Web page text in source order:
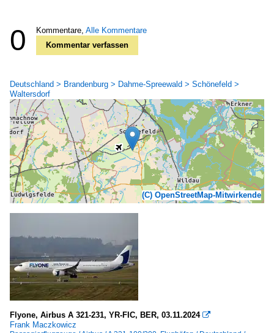
0 Kommentare, Alle Kommentare
Kommentar verfassen
Deutschland > Brandenburg > Dahme-Spreewald > Schönefeld >
Waltersdorf
(C) OpenStreetMap-Mitwirkende
Flyone, Airbus A 321-231, YR-FIC, BER, 03.11.2024 
Frank Maczkowicz